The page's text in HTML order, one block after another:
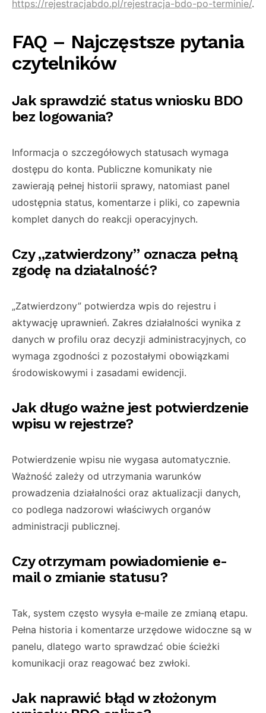
https://rejestracjabdo.pl/rejestracja-bdo-po-terminie/.
FAQ – Najczęstsze pytania
czytelników
Jak sprawdzić status wniosku BDO
bez logowania?
Informacja o szczegółowych statusach wymaga
dostępu do konta. Publiczne komunikaty nie
zawierają pełnej historii sprawy, natomiast panel
udostępnia status, komentarze i pliki, co zapewnia
komplet danych do reakcji operacyjnych.
Czy „zatwierdzony” oznacza pełną
zgodę na działalność?
„Zatwierdzony” potwierdza wpis do rejestru i
aktywację uprawnień. Zakres działalności wynika z
danych w profilu oraz decyzji administracyjnych, co
wymaga zgodności z pozostałymi obowiązkami
środowiskowymi i zasadami ewidencji.
Jak długo ważne jest potwierdzenie
wpisu w rejestrze?
Potwierdzenie wpisu nie wygasa automatycznie.
Ważność zależy od utrzymania warunków
prowadzenia działalności oraz aktualizacji danych,
co podlega nadzorowi właściwych organów
administracji publicznej.
Czy otrzymam powiadomienie e-
mail o zmianie statusu?
Tak, system często wysyła e‑maile ze zmianą etapu.
Pełna historia i komentarze urzędowe widoczne są w
panelu, dlatego warto sprawdzać obie ścieżki
komunikacji oraz reagować bez zwłoki.
Jak naprawić błąd w złożonym